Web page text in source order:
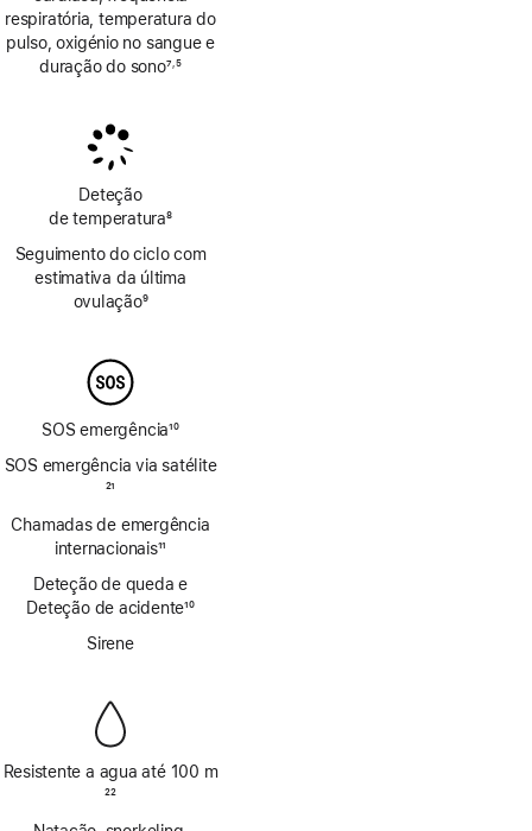
respiratória, temperatura do
pulso, oxigénio no sangue e
duração do sono7,5
Deteção
de temperatura
de
rodapé
8
Seguimento do ciclo com
estimativa da última
ovulação9
SOS emergência
de
10
SOS emergência via satélite
rodapé
21
Chamadas de emergência
internacionais
rodapé
11
Deteção de queda e
Deteção de acidente10
Sirene
Resistente a agua até 100 m
22